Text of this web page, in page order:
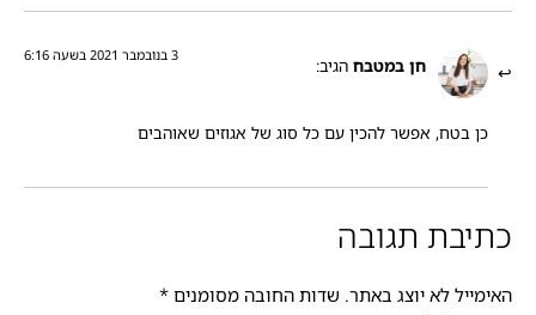
חן במטבח הגיב:
3 בנובמבר 2021 בשעה 6:16
כן בטח, אפשר להכין עם כל סוג של אגוזים שאוהבים
כתיבת תגובה
האימייל לא יוצג באתר. שדות החובה מסומנים *